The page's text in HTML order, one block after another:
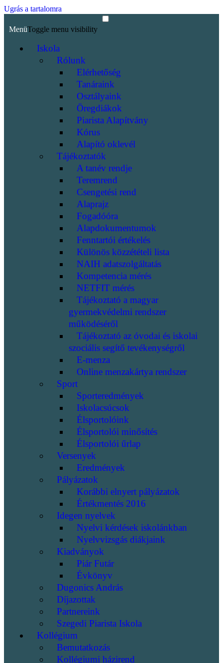
Ugrás a tartalomra
MenüToggle menu visibility
Iskola
Rólunk
Elérhetőség
Tanáraink
Osztályaink
Öregdiákok
Piarista Alapítvány
Kórus
Alapító oklevél
Tájékoztatók
A tanév rendje
Teremrend
Csengetési rend
Alaprajz
Fogadóóra
Alapdokumentumok
Fenntartói értékelés
Különös közzétételi lista
NAIH adatszolgáltatás
Kompetencia mérés
NETFIT mérés
Tájékoztató a magyar
gyermekvédelmi rendszer
működéséről
Tájékoztató az óvodai és iskolai
szociális segítő tevékenységről
E-menza
Online menzakártya rendszer
Sport
Sporteredmények
Iskolacsúcsok
Élsportolóink
Élsportolói minősítés
Élsportolói űrlap
Versenyek
Eredmények
Pályázatok
Korábbi elnyert pályázatok
Értékmentés 2016
Idegen nyelvek
Nyelvi kérdések iskolánkban
Nyelvvizsgás diákjaink
Kiadványok
Piár Futár
Évkönyv
Dugonics András
Díjazottak
Partnereink
Szegedi Piarista Iskola
Kollégium
Bemutatkozás
Kollégiumi házirend